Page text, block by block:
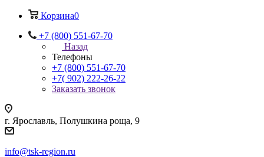
Корзина0
+7 (800) 551-67-70
Назад
Телефоны
+7 (800) 551-67-70
+7( 902) 222-26-22
Заказать звонок
г. Ярославль, Полушкина роща, 9
info@tsk-region.ru